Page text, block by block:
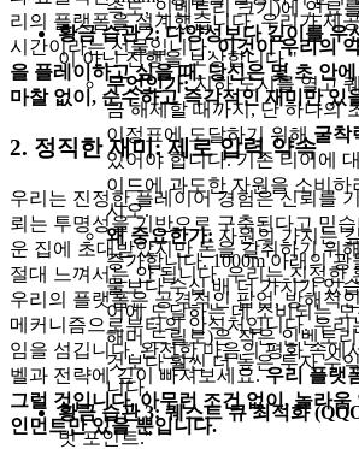
속도, 인벤토리 크기)에 연료
황금 습관 2: 다양성보다 깊이를 우
이 아닌 진행을 보상합니다."
무엇인가:지하 도시를 열고
금 해제할 때까지, 단 하나의
이정표에 도달하기 위해 굴착
있어야 합니다. 기존 티어에
이드에 과도한 자원을 소비하
시오.
왜 중요한가: 자원의 가치는
증가합니다. 1000m 아래의
물보다 수십 배 더 가치가 있
어에 도달하는 데 소비되는
해머 드릴로)은 작은 인벤토
것보다 훨씬 더 높은 투자 수
니다.
황금 습관 3: 퀘스트 큐 최적화
벗 포인트."
리의 플랫폼을 설계했습니다. 우리가 제
시간이라는 선물입니다.이것이 우리의
을 플레이하고 싶을 때, 당신은 몇 초 안
마찰 없이, 순수하고 즉각적인 재미만 있
2. 정직한 재미: 제로 압력 약속
우리는 진정한 플레이어 경험은 신뢰를
뢰는 투명성을 기반으로 구축된다고 믿
운 집에 초대받았지만 돈을 갈취하기 위
절대 느껴서는 안 됩니다. 우리는 진정한
우리의 플랫폼은 공격적인 팝업, 방해적
메커니즘으로부터의 안식처입니다. 우리
임을 섬깁니다. 완전한 마음의 평화 속에
벨과 전략에 깊이 빠져보세요.우리 플랫
그럴 것입니다. 아무런 조건 없이, 놀라움
인먼트만 있을 뿐입니다.